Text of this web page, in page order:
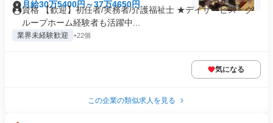
月給30万5400円～37万4650円
資格 【歓迎】初任者/実務者/介護福祉士 ★デイサービス・グ
ループホーム経験者も活躍中...
業界未経験歓迎 +22個
気になる
この企業の類似求人を見る